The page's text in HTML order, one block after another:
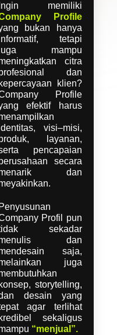
Ingin memiliki
Profile
bukan hanya
tetapi
mampu
citra
dan
kepercayaan klien?
Profile
efektif harus
visi–misi,
layanan,
pencapaian
secara
dan
Penyusunan
Profil pun
sekadar
dan
saja,
juga
konsep, storytelling,
desain yang
agar terlihat
kredibel sekaligus
“menjual”.